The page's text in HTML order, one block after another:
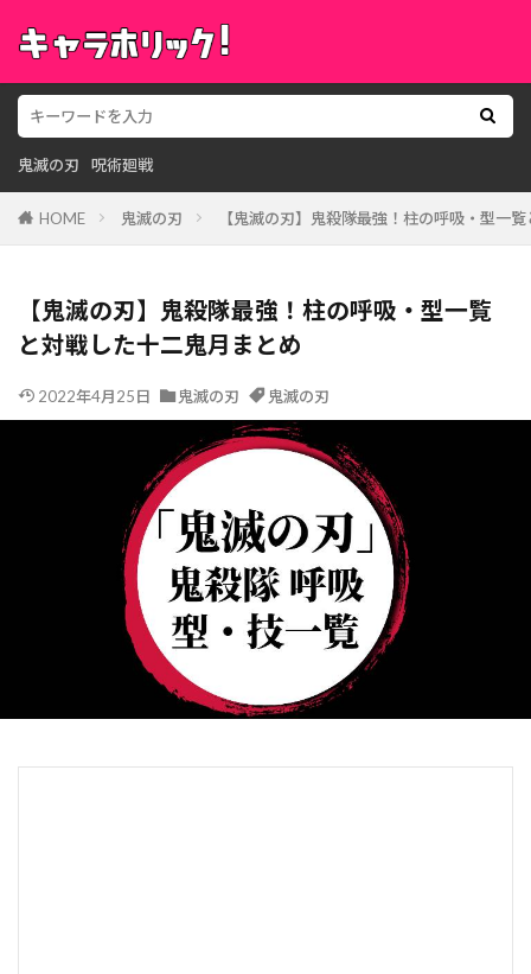
鬼滅の刃 呪術廻戦
HOME 鬼滅の刃 【鬼滅の刃】鬼殺隊最強！柱の呼吸・型一
【鬼滅の刃】鬼殺隊最強！柱の呼吸・型一覧
と対戦した十二鬼月まとめ
2022年4月25日 鬼滅の刃 鬼滅の刃